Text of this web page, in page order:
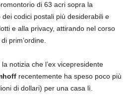
di 63 acri sopra la
codici postali più desiderabili e
e alla privacy, attirando nel corso
prim’ordine.
notizia che l’ex vicepresidente
recentemente ha speso poco più
di dollari) per una casa lì.